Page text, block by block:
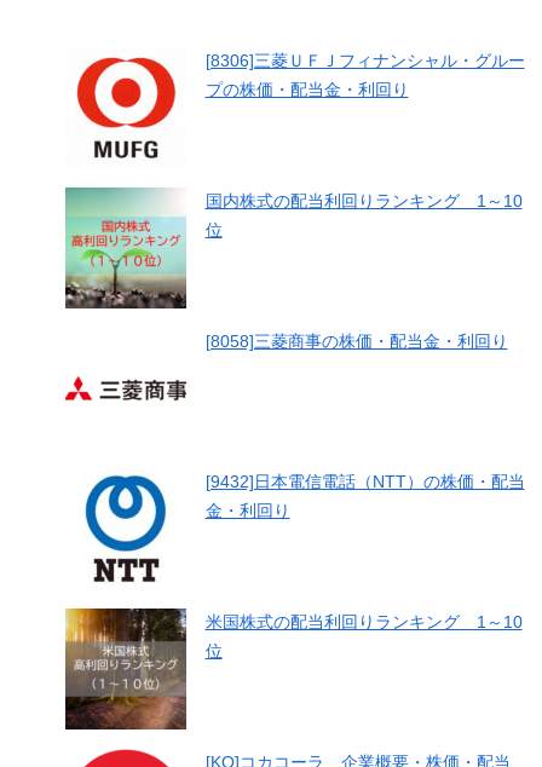
[8306]三菱ＵＦＪフィナンシャル・グルー
プの株価・配当金・利回り
国内株式の配当利回りランキング 1～10
位
[8058]三菱商事の株価・配当金・利回り
[9432]日本電信電話（NTT）の株価・配当
金・利回り
米国株式の配当利回りランキング 1～10
位
[KO]コカコーラ 企業概要・株価・配当